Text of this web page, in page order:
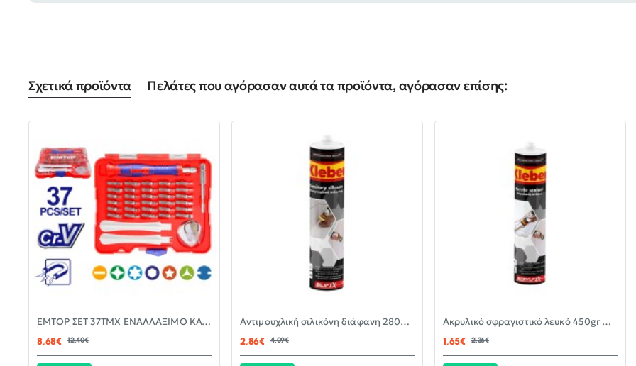
Σχετικά προϊόντα Πελάτες που αγόρασαν αυτά τα προϊόντα, αγόρασαν επίσης:
-30%EMTOP ΣΕΤ 37ΤΜΧ ΕΝΑΛΛΑΞΙΜΟ ΚΑΤΣΑΒΙΔΙ ΜΕ ΜΥΤΕΣ EBST03702
8,68€
12,40€
-30%Αντιμουχλική σιλικόνη διάφανη 280ml KLEBER
2,86€
4,09€
-30%Ακρυλικό σφραγιστικό λευκό 450gr KLEBER
1,65€
2,36€